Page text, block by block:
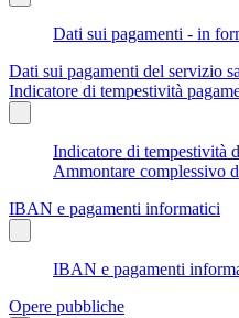
Dati sui pagamenti - in
Dati sui pagamenti del servizio
Indicatore di tempestività
Indicatore di tempestività
Ammontare complessivo
IBAN e pagamenti informatici
IBAN e pagamenti
Opere pubbliche